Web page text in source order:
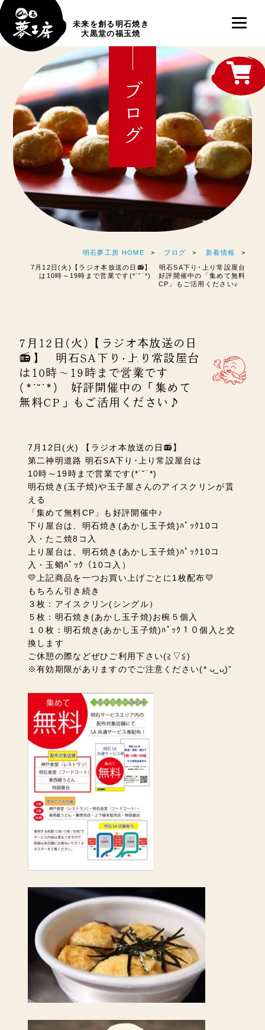
未来を創る明石焼き
大黒堂の福玉焼
ブログ
明石夢工房 HOME ブログ 新着情報
7月12日(火)【ラジオ本放送の日📻】 明石SA下り･上り常設屋台
は10時～19時まで営業です(*˙˘˙*) 好評開催中の「集めて無料
CP」もご活用ください♪
7月12日(火)【ラジオ本放送の日
📻】 明石SA下り･上り常設屋台
は10時～19時まで営業です
(*˙˘˙*) 好評開催中の「集めて
無料CP」もご活用ください♪
7月12日(火) 【ラジオ本放送の日📻】
第二神明道路 明石SA下り･上り常設屋台は
10時～19時まで営業です(*˙˘˙*)
明石焼き(玉子焼)や玉子屋さんのアイスクリンが貰
える
「集めて無料CP」も好評開催中♪
下り屋台は、明石焼き(あかし玉子焼)ﾊﾟｯｸ10コ
入・たこ焼8コ入
上り屋台は、明石焼き(あかし玉子焼)ﾊﾟｯｸ10コ
入・玉蛸ﾊﾟｯｸ（10コ入）
💛上記商品を一つお買い上げごとに1枚配布💛
もちろん引き続き
３枚：アイスクリン(シングル）
５枚：明石焼き(あかし玉子焼)お椀５個入
１０枚：明石焼き(あかし玉子焼)ﾊﾟｯｸ１０個入と交
換します
ご休憩の際などぜひご利用下さい(≧▽≦)
※有効期限がありますのでご注意ください(* ᴗ͈ˬᴗ͈)”
shop